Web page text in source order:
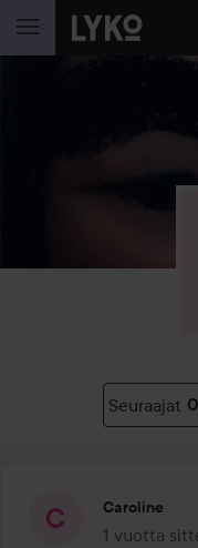
SIIRTYÄ JHK
Seuraajat 0
Caroline
1 vuotta
Viesti